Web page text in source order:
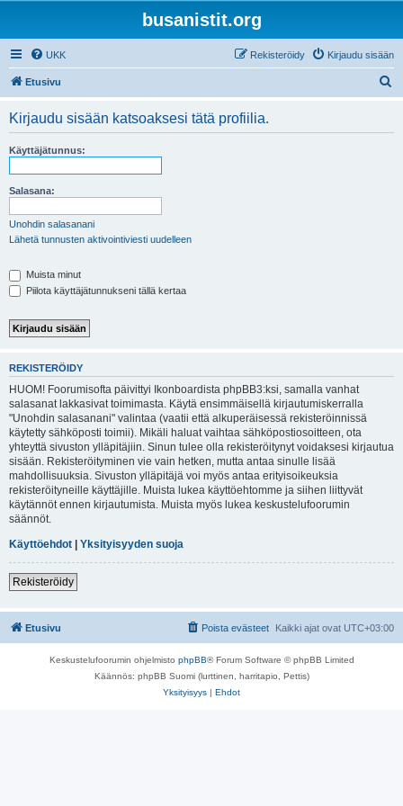
busanistit.org
UKK Kirjaudu sisään
Rekisteröidy
Etusivu
Kirjaudu sisään katsoaksesi tätä profiilia.
Käyttäjätunnus:
Salasana:
Unohdin salasanani
Lähetä tunnusten aktivointiviesti uudelleen
Muista minut
Piilota käyttäjätunnukseni tällä kertaa
REKISTERÖIDY
HUOM! Foorumisofta päivittyi Ikonboardista phpBB3:ksi, samalla vanhat
salasanat lakkasivat toimimasta. Käytä ensimmäisellä kirjautumiskerralla
"Unohdin salasanani" valintaa (vaatii että alkuperäisessä rekisteröinnissä
käytetty sähköposti toimii). Mikäli haluat vaihtaa sähköpostiosoitteen, ota
yhteyttä sivuston ylläpitäjiin. Sinun tulee olla rekisteröitynyt voidaksesi kirjautua
sisään. Rekisteröityminen vie vain hetken, mutta antaa sinulle lisää
mahdollisuuksia. Sivuston ylläpitäjä voi myös antaa erityisoikeuksia
rekisteröityneille käyttäjille. Muista lukea käyttöehtomme ja siihen liittyvät
käytännöt ennen kirjautumista. Muista myös lukea keskustelufoorumin
säännöt.
Käyttöehdot | Yksityisyyden suoja
Rekisteröidy
Etusivu Kaikki ajat ovat UTC+03:00
Poista evästeet
Keskustelufoorumin ohjelmisto phpBB® Forum Software © phpBB Limited
Käännös: phpBB Suomi (lurttinen, harritapio, Pettis)
Yksityisyys | Ehdot